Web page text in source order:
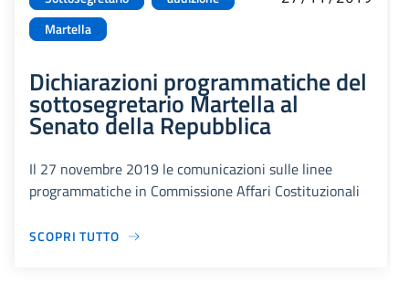
Martella
Dichiarazioni programmatiche del
sottosegretario Martella al
Senato della Repubblica
Il 27 novembre 2019 le comunicazioni sulle linee
programmatiche in Commissione Affari Costituzionali
SCOPRI TUTTO